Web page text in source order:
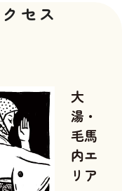
セス
大
湯・
毛馬
内エ
リア